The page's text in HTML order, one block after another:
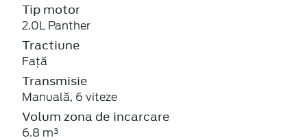
Tip motor
2.0L Panther
Tractiune
Față
Transmisie
Manuală, 6 viteze
Volum zona de incarcare
6.8 m³